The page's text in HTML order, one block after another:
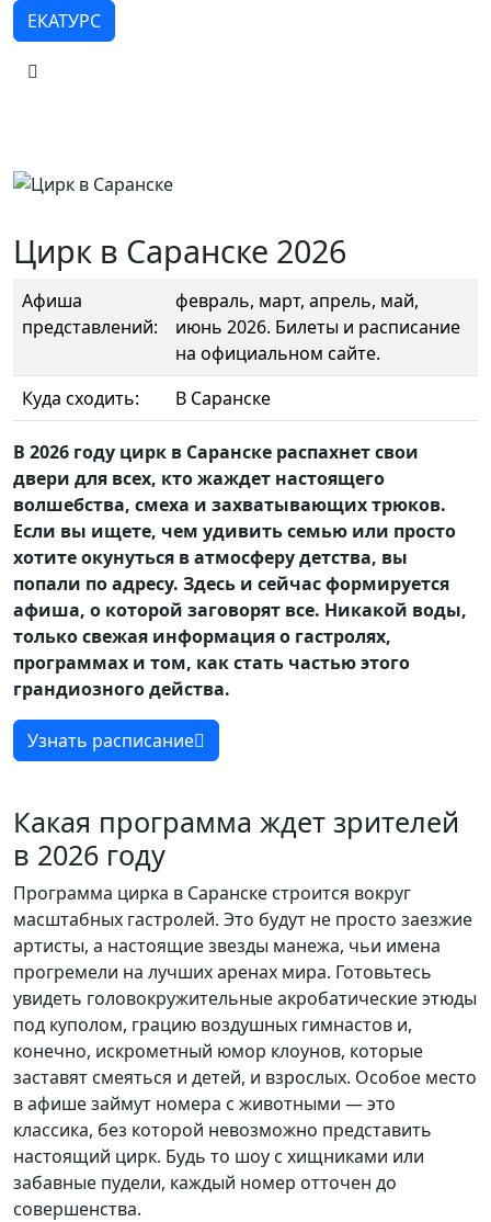
ЕКАТУРС
Цирк в Саранске 2026
Афиша
представлений:
февраль, март, апрель, май,
июнь 2026. Билеты и расписание
на официальном сайте.
Куда сходить:
В Саранске
В 2026 году цирк в Саранске распахнет свои
двери для всех, кто жаждет настоящего
волшебства, смеха и захватывающих трюков.
Если вы ищете, чем удивить семью или просто
хотите окунуться в атмосферу детства, вы
попали по адресу. Здесь и сейчас формируется
афиша, о которой заговорят все. Никакой воды,
только свежая информация о гастролях,
программах и том, как стать частью этого
грандиозного действа.
Узнать расписание
Какая программа ждет зрителей
в 2026 году
Программа цирка в Саранске строится вокруг
масштабных гастролей. Это будут не просто заезжие
артисты, а настоящие звезды манежа, чьи имена
прогремели на лучших аренах мира. Готовьтесь
увидеть головокружительные акробатические этюды
под куполом, грацию воздушных гимнастов и,
конечно, искрометный юмор клоунов, которые
заставят смеяться и детей, и взрослых. Особое место
в афише займут номера с животными — это
классика, без которой невозможно представить
настоящий цирк. Будь то шоу с хищниками или
забавные пудели, каждый номер отточен до
совершенства.